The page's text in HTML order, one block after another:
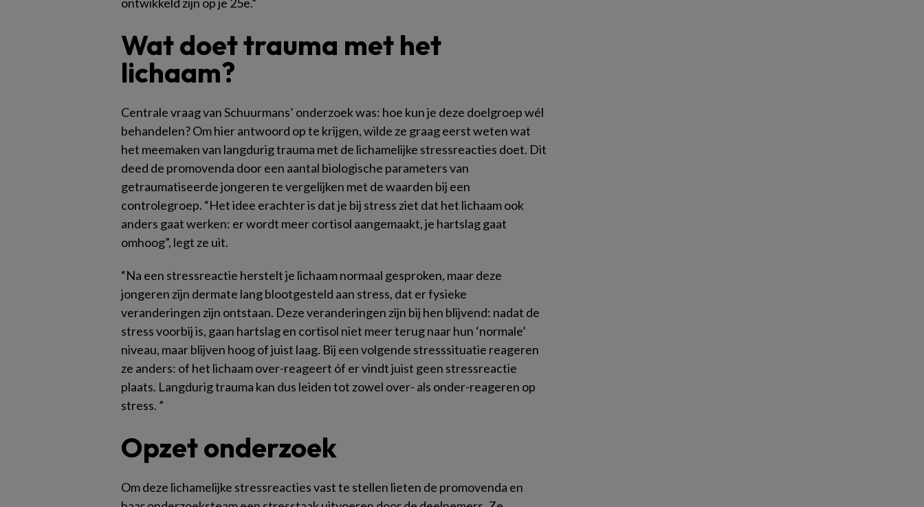
Wat doet trauma met het
lichaam?
Centrale vraag van Schuurmans’ onderzoek was: hoe kun je deze doelgroep wél
behandelen? Om hier antwoord op te krijgen, wilde ze graag eerst weten wat
het meemaken van langdurig trauma met de lichamelijke stressreacties doet. Dit
deed de promovenda door een aantal biologische parameters van
getraumatiseerde jongeren te vergelijken met de waarden bij een
controlegroep. “Het idee erachter is dat je bij stress ziet dat het lichaam ook
anders gaat werken: er wordt meer cortisol aangemaakt, je hartslag gaat
omhoog”, legt ze uit.
“Na een stressreactie herstelt je lichaam normaal gesproken, maar deze
jongeren zijn dermate lang blootgesteld aan stress, dat er fysieke
veranderingen zijn ontstaan. Deze veranderingen zijn bij hen blijvend: nadat de
stress voorbij is, gaan hartslag en cortisol niet meer terug naar hun ‘normale’
niveau, maar blijven hoog of juist laag. Bij een volgende stresssituatie reageren
ze anders: of het lichaam over-reageert óf er vindt juist geen stressreactie
plaats. Langdurig trauma kan dus leiden tot zowel over- als onder-reageren op
stress. ”
Opzet onderzoek
Om deze lichamelijke stressreacties vast te stellen lieten de promovenda en